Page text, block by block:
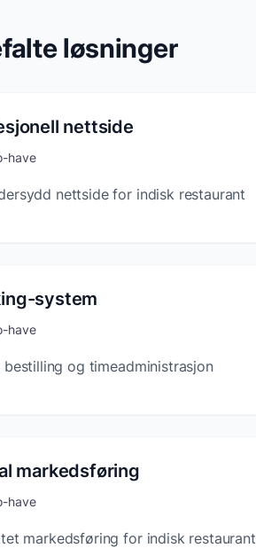
løsninger
nettside
have
nettside for indisk restaurant
system
have
bestilling og timeadministrasjon
markedsføring
have
markedsføring for indisk restaurant